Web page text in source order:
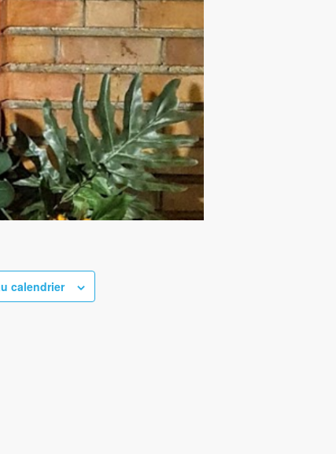
calendrier